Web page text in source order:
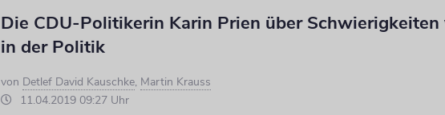
Die CDU-Politikerin Karin Prien über Schwierigkeiten
in der Politik
von Detlef David Kauschke, Martin Krauss
11.04.2019 09:27 Uhr